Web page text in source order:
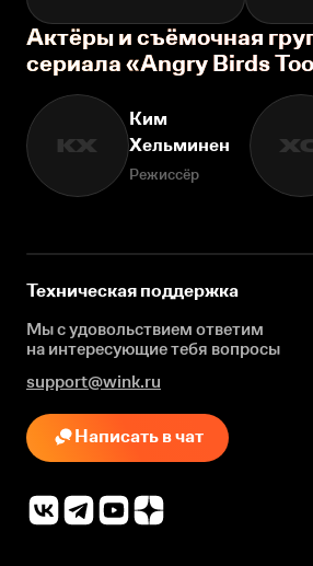
Актёры и съёмочная
сериала «Angry Birds
КХ
Ким
Хельминен
Режиссёр
Техническая поддержка
Мы с удовольствием ответим
на интересующиетебя вопросы
support@wink.ru
Написать в чат